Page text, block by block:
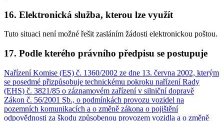
16. Elektronická služba, kterou lze využít
Tuto situaci není možné řešit zasláním žádosti elektronickou poštou.
17. Podle kterého právního předpisu se postupuje
Nařízení Komise (ES) č. 1360/2002 ze dne 13. června 2002, kterým
se posedmé přizpůsobuje technickému pokroku nařízení Rady
(EHS) č. 3821/85 o záznamovém zařízení v silniční dopravě
Zákon č. 56/2001 Sb., o podmínkách provozu vozidel na
pozemních komunikacích a o změně zákona o pojištění
odpovědnosti za škodu způsobenou provozem vozidla a o změně